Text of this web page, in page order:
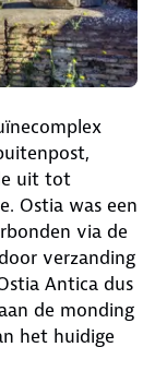
uit tot
Ostia was een
via de
verzanding
Antica dus
de monding
het huidige